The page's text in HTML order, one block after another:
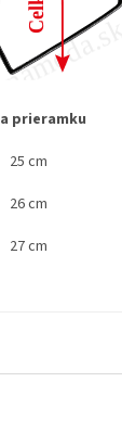
prieramku
25 cm
26 cm
27 cm